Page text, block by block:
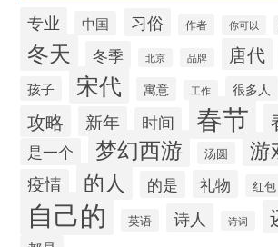
专业 中国 习俗 作者 你可以
冬天 冬季 北京 品牌 唐代
孩子 宋代 寓意 工作 很多人
攻略 新年 时间 春节
是一个 梦幻西游 汤圆 游
疫情 的人 的是 礼物 红包
自己的 英语 诗人 诗词